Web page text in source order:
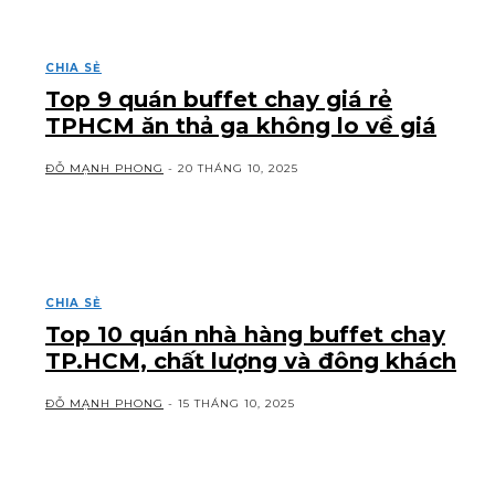
CHIA SẺ
Top 9 quán buffet chay giá rẻ
TPHCM ăn thả ga không lo về giá
ĐỖ MẠNH PHONG - 20 THÁNG 10, 2025
CHIA SẺ
Top 10 quán nhà hàng buffet chay
TP.HCM, chất lượng và đông khách
ĐỖ MẠNH PHONG - 15 THÁNG 10, 2025